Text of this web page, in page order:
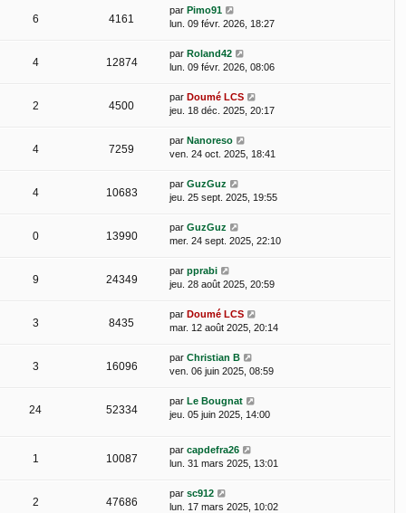
6 4161
par Pimo91
lun. 09 févr. 2026, 18:27
4 12874
par Roland42
lun. 09 févr. 2026, 08:06
2 4500
par Doumé LCS
jeu. 18 déc. 2025, 20:17
4 7259
par Nanoreso
ven. 24 oct. 2025, 18:41
4 10683
par GuzGuz
jeu. 25 sept. 2025, 19:55
0 13990
par GuzGuz
mer. 24 sept. 2025, 22:10
9 24349
par pprabi
jeu. 28 août 2025, 20:59
3 8435
par Doumé LCS
mar. 12 août 2025, 20:14
3 16096
par Christian B
ven. 06 juin 2025, 08:59
24 52334
par Le Bougnat
jeu. 05 juin 2025, 14:00
1 10087
par capdefra26
lun. 31 mars 2025, 13:01
2 47686
par sc912
lun. 17 mars 2025, 10:02